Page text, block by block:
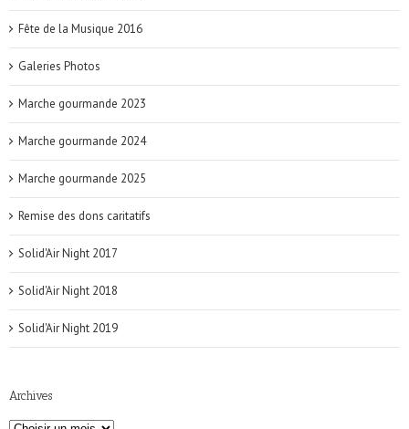
Fête de la Musique 2016
Galeries Photos
Marche gourmande 2023
Marche gourmande 2024
Marche gourmande 2025
Remise des dons caritatifs
Solid'Air Night 2017
Solid'Air Night 2018
Solid'Air Night 2019
Archives